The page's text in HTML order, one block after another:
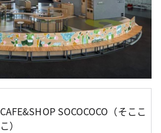
CAFE&SHOP SOCOCOCO（そここ
こ）